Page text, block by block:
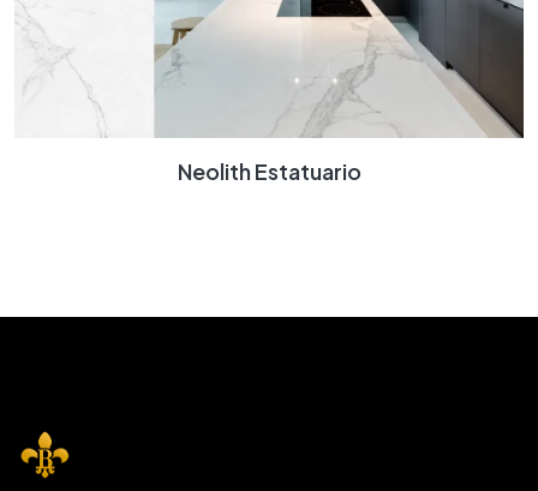
Neolith Estatuario